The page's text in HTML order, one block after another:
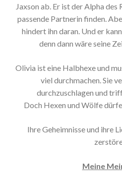
Jaxson ab. Er ist der Alpha des
passende Partnerin finden.
hindert ihn daran. Und er
denn dann wäre seine
Olivia ist eine Halbhexe und
viel durchmachen. Sie
durchzuschlagen und
Doch Hexen und Wölfe
Ihre Geheimnisse und ihre
Meine